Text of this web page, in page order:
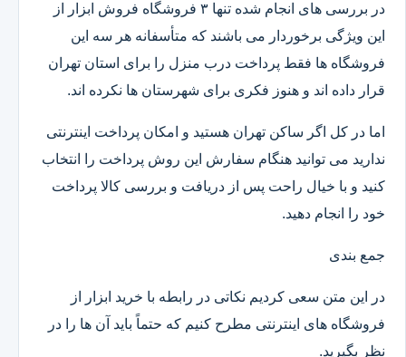
در بررسی های انجام شده تنها ۳ فروشگاه فروش ابزار از
این ویژگی برخوردار می باشند که متأسفانه هر سه این
فروشگاه ها فقط پرداخت درب منزل را برای استان تهران
قرار داده اند و هنوز فکری برای شهرستان ها نکرده اند.
اما در کل اگر ساکن تهران هستید و امکان پرداخت اینترنتی
ندارید می توانید هنگام سفارش این روش پرداخت را انتخاب
کنید و با خیال راحت پس از دریافت و بررسی کالا پرداخت
خود را انجام دهید.
جمع بندی
در این متن سعی کردیم نکاتی در رابطه با خرید ابزار از
فروشگاه های اینترنتی مطرح کنیم که حتماً باید آن ها را در
نظر بگیرید.